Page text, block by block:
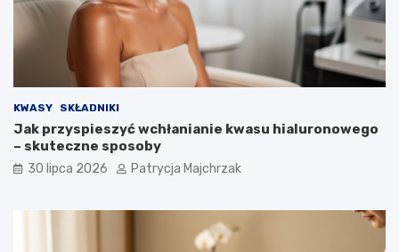
KWASY SKŁADNIKI
Jak przyspieszyć wchłanianie kwasu hialuronowego
– skuteczne sposoby
30 lipca 2026 Patrycja Majchrzak